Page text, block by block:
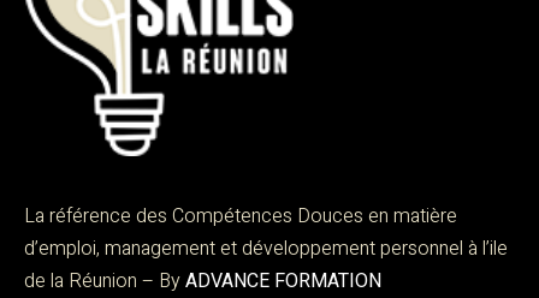
La référence des Compétences Douces en matière
d’emploi, management et développement personnel à l’ile
de la Réunion – ByADVANCE FORMATION